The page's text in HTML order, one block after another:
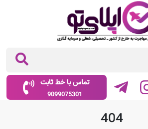
تماس با خط ثابت
9099075301
404